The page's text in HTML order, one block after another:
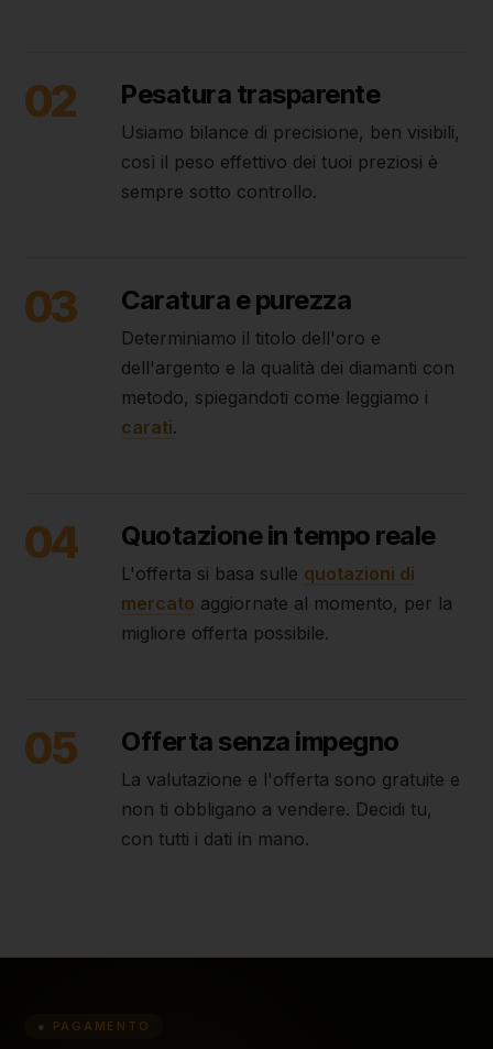
02 Pesatura trasparente
Usiamo bilance di precisione, ben visibili,
così il peso effettivo dei tuoi preziosi è
sempre sotto controllo.
03 Caratura e purezza
Determiniamo il titolo dell'oro e
dell'argento e la qualità dei diamanti con
metodo, spiegandoti come leggiamo i
carati.
04 Quotazione in tempo reale
L'offerta si basa sulle quotazioni di
mercato aggiornate al momento, per la
migliore offerta possibile.
05 Offerta senza impegno
La valutazione e l'offerta sono gratuite e
non ti obbligano a vendere. Decidi tu,
con tutti i dati in mano.
● PAGAMENTO